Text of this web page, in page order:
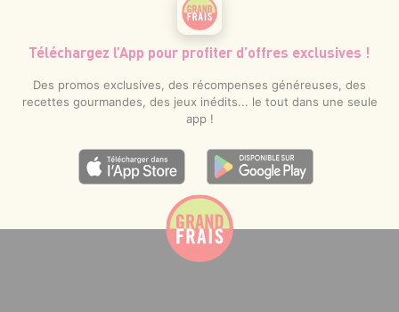
Téléchargez l’App pour profiter d’offres exclusives !
Des promos exclusives, des récompenses généreuses, des
recettes gourmandes, des jeux inédits... le tout dans une seule
app !